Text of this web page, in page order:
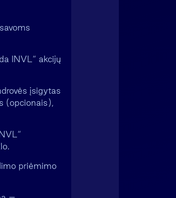
INVL“ akcijų
įsigytas
(opcionais),
priėmimo